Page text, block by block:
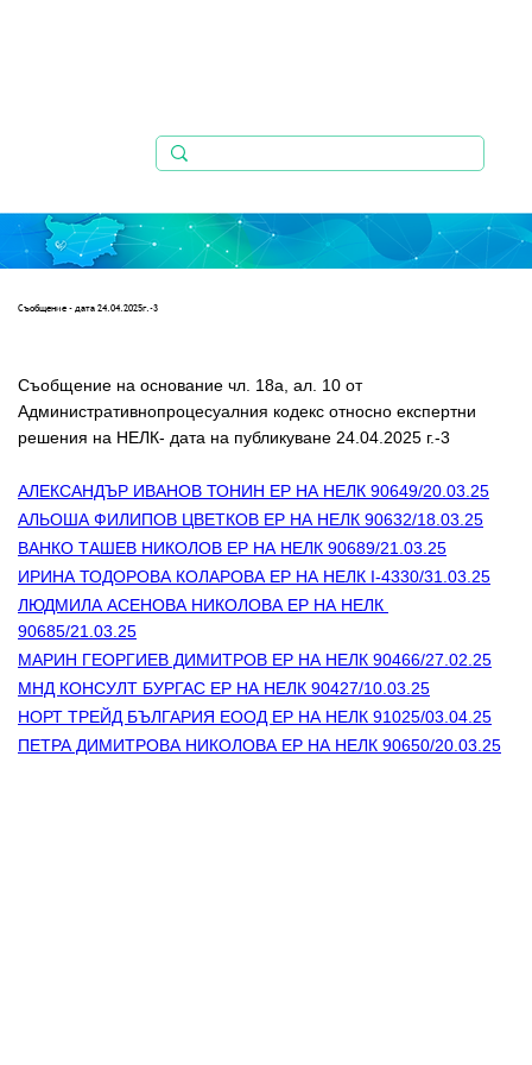
Съобщениe - дата 24.04.2025г.-3
Съобщение на основание чл. 18а, ал. 10 от
Административнопроцесуалния кодекс относно експертни
решения на НЕЛК- дата на публикуване 24.04.2025 г.-3
АЛЕКСАНДЪР ИВАНОВ ТОНИН ЕР НА НЕЛК 90649/20.03.25
АЛЬОША ФИЛИПОВ ЦВЕТКОВ ЕР НА НЕЛК 90632/18.03.25
ВАНКО ТАШЕВ НИКОЛОВ ЕР НА НЕЛК 90689/21.03.25
ИРИНА ТОДОРОВА КОЛАРОВА ЕР НА НЕЛК I-4330/31.03.25
ЛЮДМИЛА АСЕНОВА НИКОЛОВА ЕР НА НЕЛК
90685/21.03.25
МАРИН ГЕОРГИЕВ ДИМИТРОВ ЕР НА НЕЛК 90466/27.02.25
МНД КОНСУЛТ БУРГАС ЕР НА НЕЛК 90427/10.03.25
НОРТ ТРЕЙД БЪЛГАРИЯ ЕООД ЕР НА НЕЛК 91025/03.04.25
ПЕТРА ДИМИТРОВА НИКОЛОВА ЕР НА НЕЛК 90650/20.03.25